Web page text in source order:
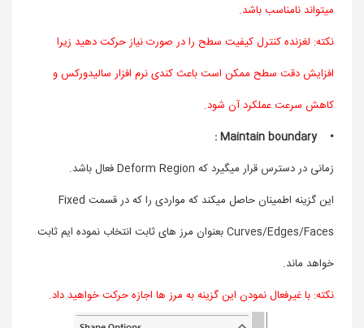
میتواند نامناسب باشد.
نکته: لغزنده کنترل کیفیت سطح را در صورت نیاز حرکت دهید زیرا
افزایش دقت سطح ممکن است باعث کندی نرم افزار سالیدورکس و
کاهش سرعت عملکرد آن شود.
• Maintain boundary :
زمانی در دسترس قرار میگیرد که Deform Region فعال باشد.
این گزینه اطمینان حاصل میکند که مواردی را که در قسمت Fixed
Curves/Edges/Faces بعنوان مرز های ثابت انتخاب نموده ایم ثابت
خواهد ماند.
نکته: با غیرفعال نمودن این گزینه به مرز ها اجازه حرکت خواهید داد.